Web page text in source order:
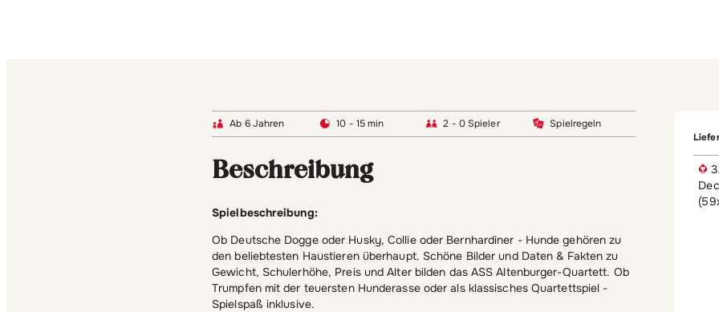
Ab 6 Jahren 10 - 15 min 2 - 0 Spieler Spielregeln
Beschreibung
Spielbeschreibung:
Ob Deutsche Dogge oder Husky, Collie oder Bernhardiner - Hunde gehören zu
den beliebtesten Haustieren überhaupt. Schöne Bilder und Daten & Fakten zu
Gewicht, Schulerhöhe, Preis und Alter bilden das ASS Altenburger-Quartett. Ob
Trumpfen mit der teuersten Hunderasse oder als klassisches Quartettspiel -
Spielspaß inklusive.